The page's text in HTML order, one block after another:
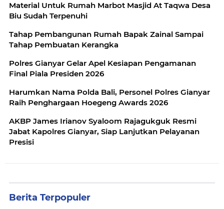
Material Untuk Rumah Marbot Masjid At Taqwa Desa
Biu Sudah Terpenuhi
Tahap Pembangunan Rumah Bapak Zainal Sampai
Tahap Pembuatan Kerangka
Polres Gianyar Gelar Apel Kesiapan Pengamanan
Final Piala Presiden 2026
Harumkan Nama Polda Bali, Personel Polres Gianyar
Raih Penghargaan Hoegeng Awards 2026
AKBP James Irianov Syaloom Rajagukguk Resmi
Jabat Kapolres Gianyar, Siap Lanjutkan Pelayanan
Presisi
Berita Terpopuler